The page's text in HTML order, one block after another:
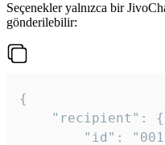
Seçenekler yalnızca bir
gönderilebilir:
{